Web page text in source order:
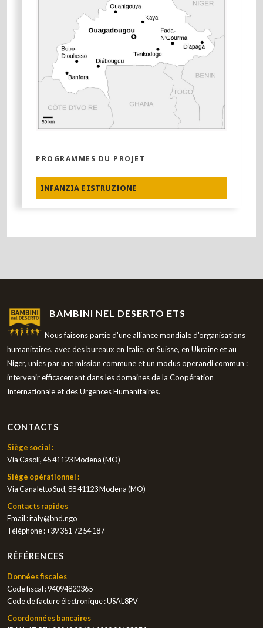
PROGRAMMES DU PROJET
INFANZIA E ISTRUZIONE
BAMBINI NEL DESERTO ETS
Nous faisons partie d'une alliance mondiale d'organisations
humanitaires, avec des bureaux en Italie, en Suisse, en Ukraine et au
Niger, unies par une mission commune et un modus operandi commun :
intervenir efficacement dans les domaines de la Coopération
Internationale et des Urgences Humanitaires.
CONTACTS
Siège social :
Via Casoli, 45 41123 Modena (MO)
Siège opérationnel :
Via Canaletto Sud, 88 41123 Modena (MO)
Contacts rapides
Email :italy@bnd.ngo
Téléphone :+39 351 72 54 187
RÉFÉRENCES
Données fiscales
Code fiscal : 94094820365
Code de facture électronique : USAL8PV
Coordonnées bancaires